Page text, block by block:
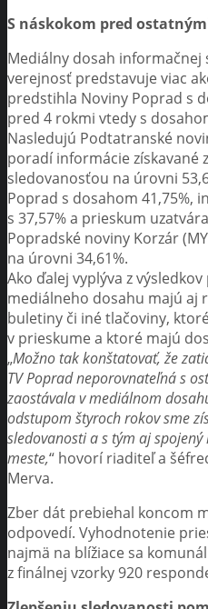
S náskokom pred
Mediálny dosah informačnej
verejnosť predstavuje viac
predstihla Noviny Poprad s
pred 4 rokmi vtedy s
Nasledujú Podtatranské
poradí informácie získavané
sledovanosťou na úrovni
Poprad s dosahom 41,75%,
s 37,57% a prieskum
Popradské noviny Korzár
na úrovni 34,61%.
Ako ďalej vyplýva z
mediálneho dosahu majú aj
buletiny či iné tlačoviny,
v prieskume a ktoré majú
„Možno tak konštatovať, že
TV Poprad neporovnateľná s
zaostávala v mediálnom
odstupom štyroch rokov sme
sledovanosti a s tým aj
meste,“ hovorí riaditeľ a
Merva.
Zber dát prebiehal koncom
odpovedí. Vyhodnotenie
najmä na blížiace sa
z finálnej vzorky 920